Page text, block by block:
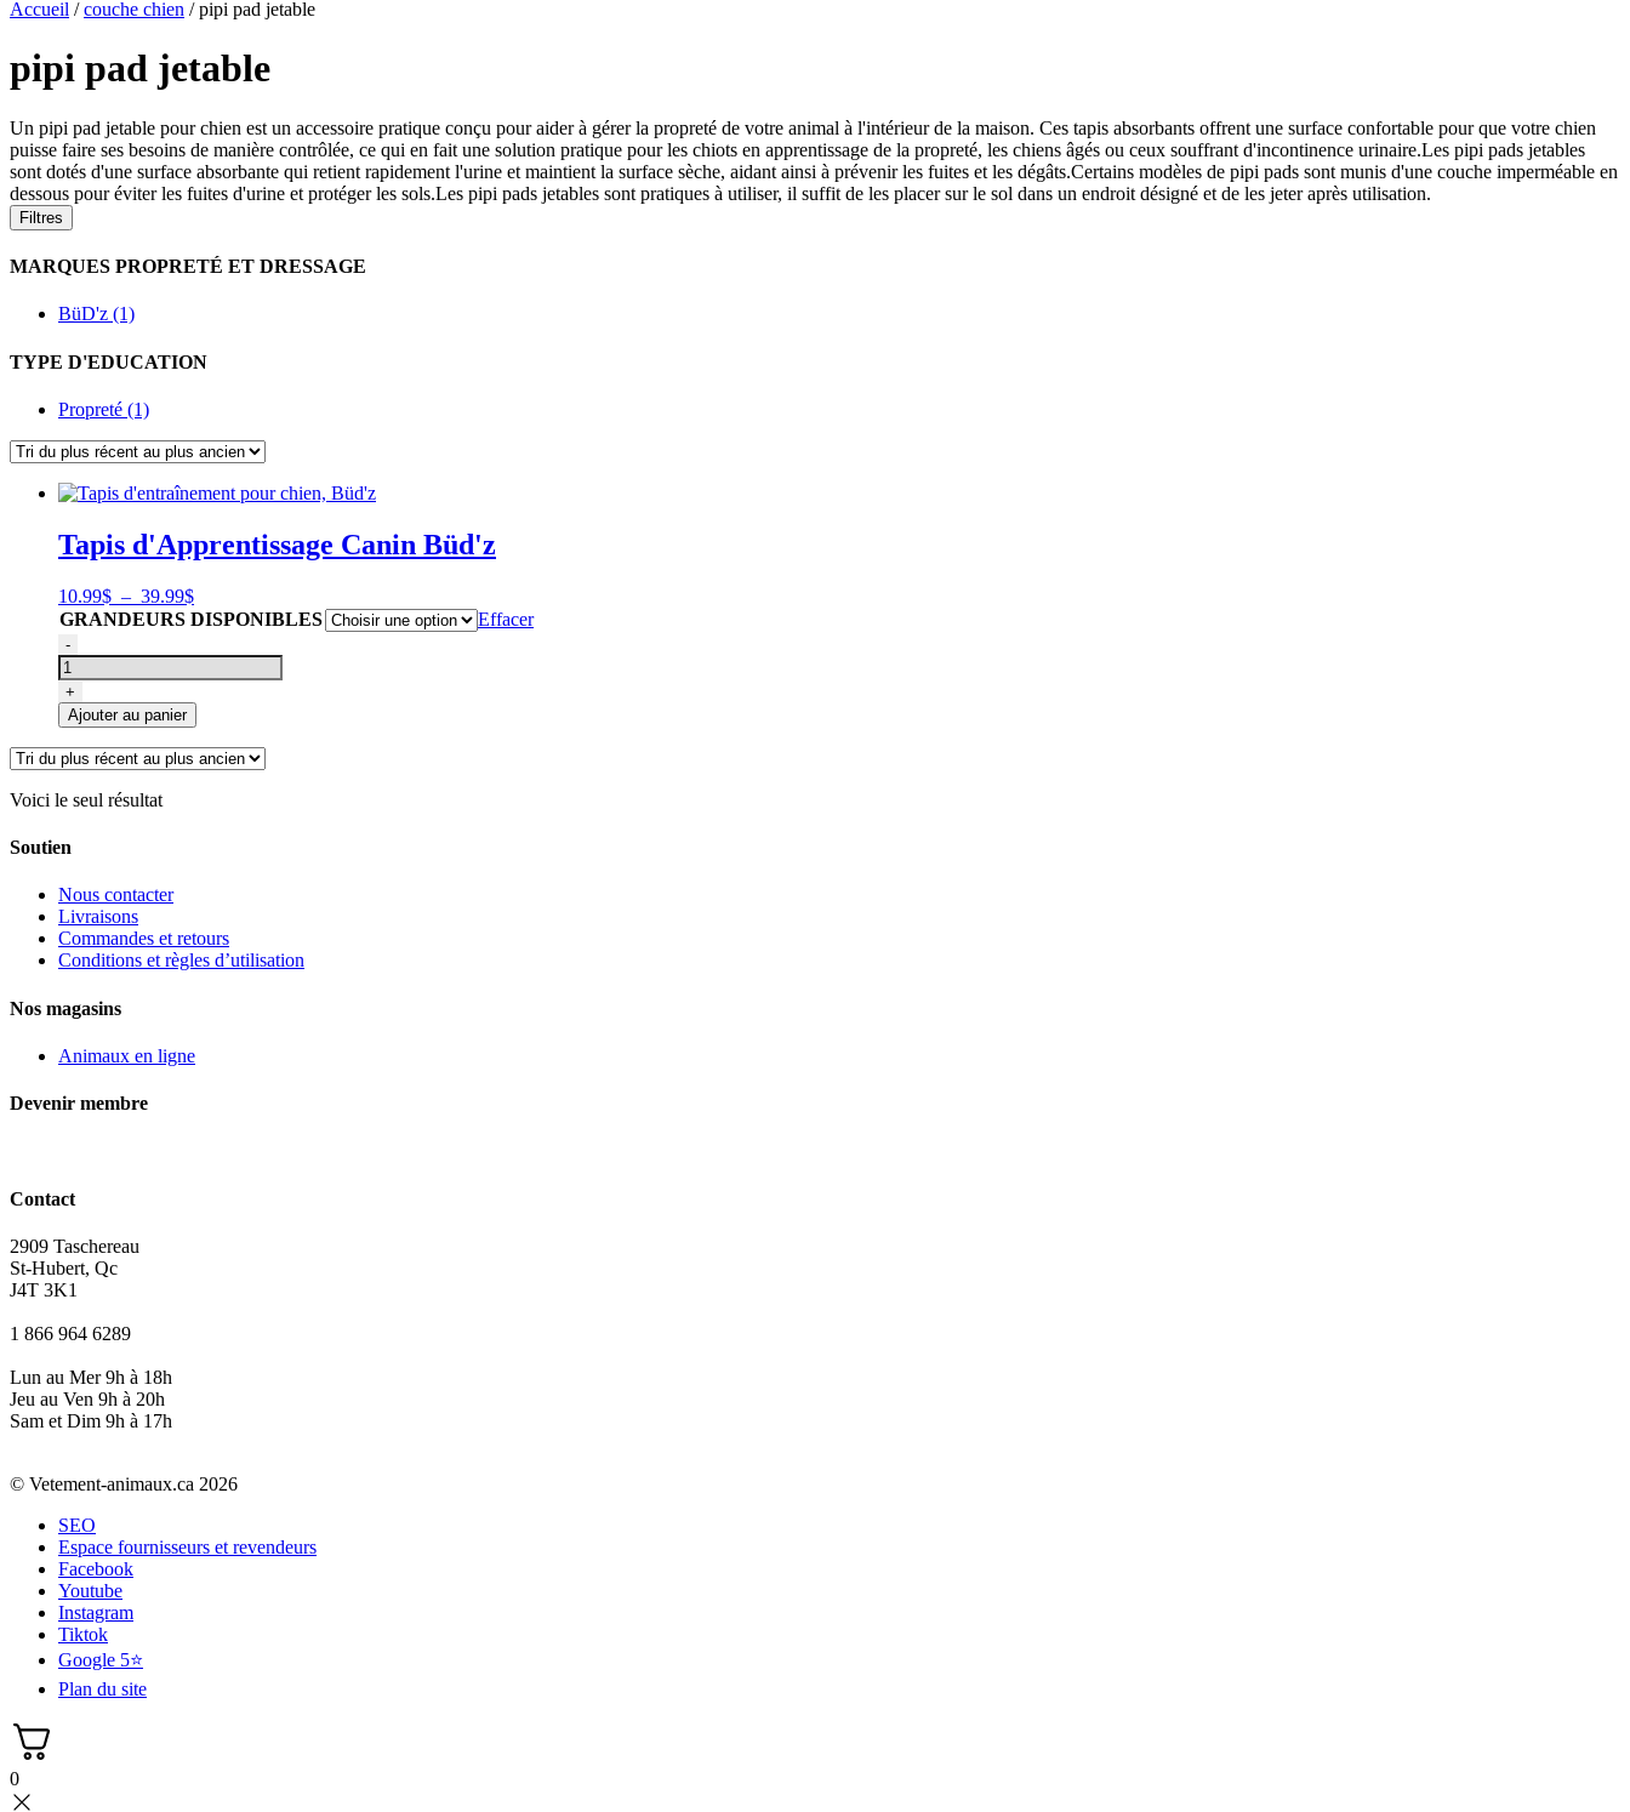
Accueil /couche chien /pipi pad jetable
pipi pad jetable
Un pipi pad jetable pour chien est un accessoire pratique conçu pour aider à gérer la propreté de votre animal à l'intérieur de la maison. Ces tapis absorbants offrent une surface confortable pour que votre chien
puisse faire ses besoins de manière contrôlée, ce qui en fait une solution pratique pour les chiots en apprentissage de la propreté, les chiens âgés ou ceux souffrant d'incontinence urinaire.Les pipi pads jetables
sont dotés d'une surface absorbante qui retient rapidement l'urine et maintient la surface sèche, aidant ainsi à prévenir les fuites et les dégâts.Certains modèles de pipi pads sont munis d'une couche imperméable en
dessous pour éviter les fuites d'urine et protéger les sols.Les pipi pads jetables sont pratiques à utiliser, il suffit de les placer sur le sol dans un endroit désigné et de les jeter après utilisation.
Filtres
MARQUES PROPRETÉ ET DRESSAGE
BüD'z (1)
TYPE D'EDUCATION
Propreté (1)
Tapis d'Apprentissage Canin Büd'z
10.99$ – 39.99$Plage
de
10.99$
à
39.99$
GRANDEURS DISPONIBLES
Effacer
quantité
de
Tapis
d'entraînement
pour
chien,
Büd'z
-
+
Ajouter au panier
Voici le seul résultat
Soutien
Nous contacter
Livraisons
Commandes et retours
Conditions et règles d’utilisation
Nos magasins
Animaux en ligne
Devenir membre
Contact
2909 Taschereau
St-Hubert, Qc
J4T 3K1
1 866 964 6289
Lun au Mer 9h à 18h
Jeu au Ven 9h à 20h
Sam et Dim 9h à 17h
© Vetement-animaux.ca 2026
SEO
Espace fournisseurs et revendeurs
Facebook
Youtube
Instagram
Tiktok
Google 5⭐
Plan du site
0